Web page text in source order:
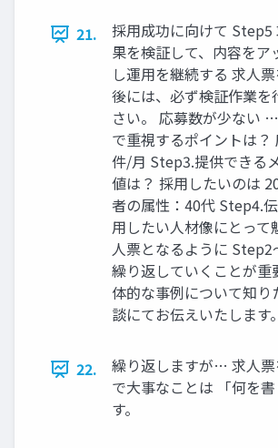
21.
採用成功に向けて Step5
果を検証して、内容をア
し運用を継続する 求人
後には、必ず検証作業を
さい。 応募数が少ない
で重視するポイントは？
件/月 Step3.提供できる
値は？ 採用したいのは
者の属性：40代 Step4.
用したい人材像にとって
人票となるように Step2
繰り返していくことが重
体的な事例について知り
談にてお伝えいたします。
22.
繰り返しますが… 求人
で大事なことは 「何を
す。